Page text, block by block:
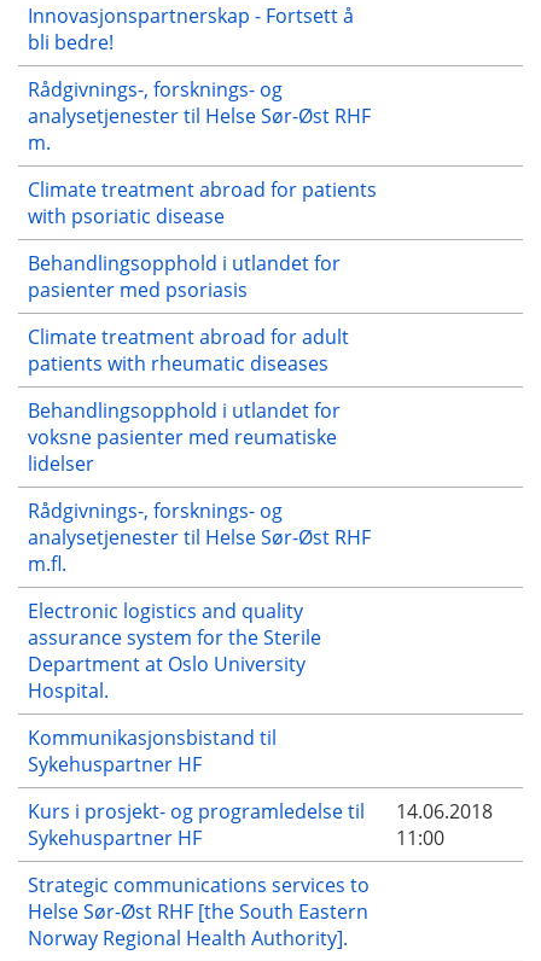
Innovasjonspartnerskap - Fortsett å
bli bedre!
Rådgivnings-, forsknings- og
analysetjenester til Helse Sør-Øst RHF
m.
Climate treatment abroad for patients
with psoriatic disease
Behandlingsopphold i utlandet for
pasienter med psoriasis
Climate treatment abroad for adult
patients with rheumatic diseases
Behandlingsopphold i utlandet for
voksne pasienter med reumatiske
lidelser
Rådgivnings-, forsknings- og
analysetjenester til Helse Sør-Øst RHF
m.fl.
Electronic logistics and quality
assurance system for the Sterile
Department at Oslo University
Hospital.
Kommunikasjonsbistand til
Sykehuspartner HF
Kurs i prosjekt- og programledelse til
Sykehuspartner HF
14.06.2018
11:00
Strategic communications services to
Helse Sør-Øst RHF [the South Eastern
Norway Regional Health Authority].